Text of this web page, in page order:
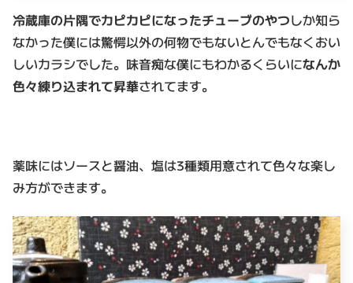
冷蔵庫の片隅でカピカピになったチューブのやつしか知ら
なかった僕には驚愕以外の何物でもないとんでもなくおい
しいカラシでした。味音痴な僕にもわかるくらいになんか
色々練り込まれて昇華されてます。
薬味にはソースと醤油、塩は3種類用意されて色々な楽し
み方ができます。